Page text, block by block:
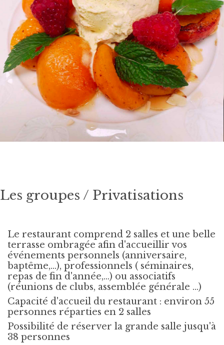
Les groupes / Privatisations
Le restaurant comprend 2 salles et une belle
terrasse ombragée afin d'accueillir vos
événements personnels (anniversaire,
baptême,...), professionnels ( séminaires,
repas de fin d'année,...) ou associatifs
(réunions de clubs, assemblée générale ...)
Capacité d'accueil du restaurant : environ 55
personnes réparties en 2 salles
Possibilité de réserver la grande salle jusqu'à
38 personnes